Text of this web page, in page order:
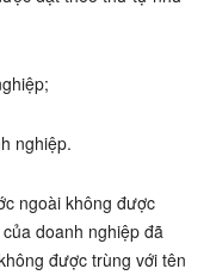
nghiệp.
ngoài không được
doanh nghiệp đã
được trùng với tên